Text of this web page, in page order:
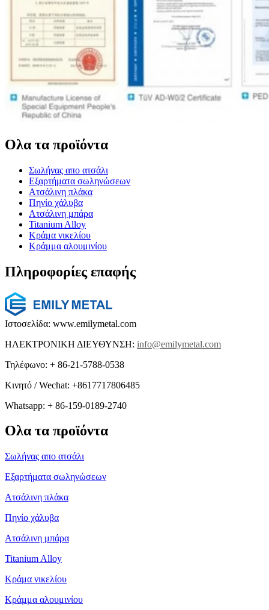
Ολα τα προϊόντα
Σωλήνας απο ατσάλι
Εξαρτήματα σωληνώσεων
Ατσάλινη πλάκα
Πηνίο χάλυβα
Ατσάλινη μπάρα
Titanium Alloy
Κράμα νικελίου
Κράμμα αλουμινίου
Πληροφορίες επαφής
Ιστοσελίδα: www.emilymetal.com
ΗΛΕΚΤΡΟΝΙΚΗ ΔΙΕΥΘΥΝΣΗ: info@emilymetal.com
Τηλέφωνο: + 86-21-5788-0538
Κινητό / Wechat: +8617717806485
Whatsapp: + 86-159-0189-2740
Ολα τα προϊόντα
Σωλήνας απο ατσάλι
Εξαρτήματα σωληνώσεων
Ατσάλινη πλάκα
Πηνίο χάλυβα
Ατσάλινη μπάρα
Titanium Alloy
Κράμα νικελίου
Κράμμα αλουμινίου